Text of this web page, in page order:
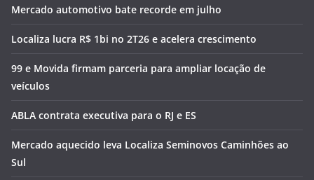
Mercado automotivo bate recorde em julho
Localiza lucra R$ 1bi no 2T26 e acelera crescimento
99 e Movida firmam parceria para ampliar locação de
veículos
ABLA contrata executiva para o RJ e ES
Mercado aquecido leva Localiza Seminovos Caminhões ao
Sul